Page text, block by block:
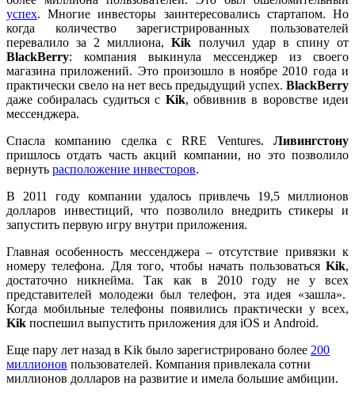
успех. Многие инвесторы заинтересовались стартапом. Но
когда количество зарегистрированных пользователей
перевалило за 2 миллиона,Kik получил удар в спину от
BlackBerry: компания выкинула мессенджер из своего
магазина приложений. Это произошло в ноябре 2010 года и
практически свело на нет весь предыдущий успех. BlackBerry
даже собиралась судиться с Kik, обвивнив в воровстве идеи
мессенджера.
Спасла компанию сделка с RRE Ventures. Ливингстону
пришлось отдать часть акций компании, но это позволило
вернуть расположение инвесторов.
В 2011 году компании удалось привлечь 19,5 миллионов
долларов инвестиций, что позволило внедрить стикеры и
запустить первую игру внутри приложения.
Главная особенность мессенджера – отсутствие привязки к
номеру телефона. Для того, чтобы начать пользоваться Kik,
достаточно никнейма. Так как в 2010 году не у всех
представителей молодежи был телефон, эта идея «зашла».
Когда мобильные телефоны появились практически у всех,
Kik поспешил выпустить приложения для iOS и Android.
Еще пару лет назад в Kik было зарегистрировано более 200
миллионов пользователей. Компания привлекала сотни
миллионов долларов на развитие и имела большие амбиции.